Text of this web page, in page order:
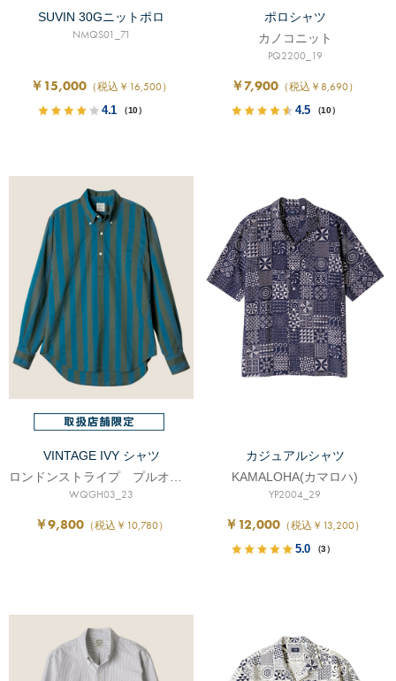
SUVIN 30Gニットポロ
NMQS01_71
￥15,000 （税込￥16,500）
4.1 （10）
ポロシャツ
カノコニット
PQ2200_19
￥7,900 （税込￥8,690）
4.5 （10）
VINTAGE IVY シャツ
WQGH03_23
￥9,800（税込￥10,780）
カジュアルシャツ
KAMALOHA(カマロハ)
YP2004_29
￥12,000 （税込￥13,200）
5.0 （3）